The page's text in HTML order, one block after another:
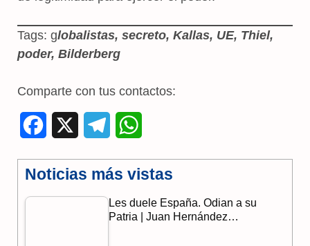
Tags: globalistas, secreto, Kallas, UE, Thiel,
poder, Bilderberg
Comparte con tus contactos:
c l
e
a
t
Noticias más vistas
Les duele España. Odian a su
Patria | Juan Hernández…